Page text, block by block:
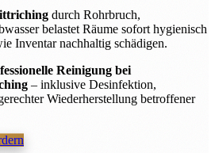
durch Rohrbruch,
belastet Räume sofort hygienisch
Inventar nachhaltig schädigen.
Reinigung bei
– inklusive Desinfektion,
Wiederherstellung betroffener